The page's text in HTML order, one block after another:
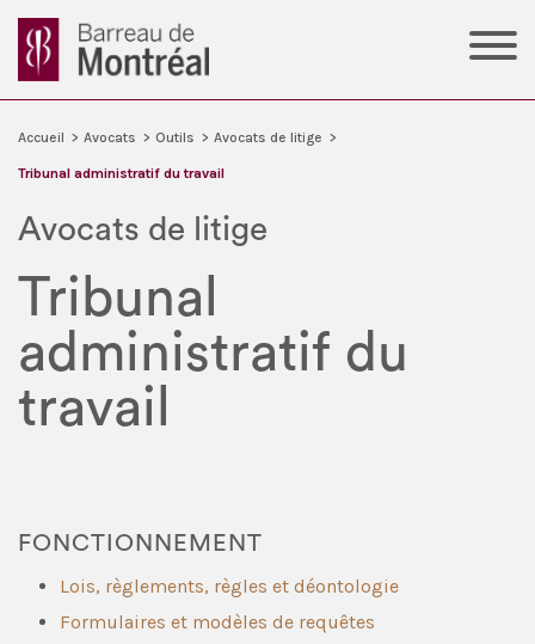
Accueil > Avocats > Outils > Avocats de litige >
Tribunal administratif du travail
Avocats de litige
Tribunal
administratif du
travail
FONCTIONNEMENT
Lois, règlements, règles et déontologie
Formulaires et modèles de requêtes